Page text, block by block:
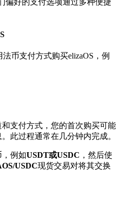
偏好的支付选项通过多种便捷
币支付方式购买elizaOS，例
支付方式，您的首次购买可能
此过程通常在几分钟内完成。
例如USDT或USDC ，然后使
USDC现货交易对将其交换